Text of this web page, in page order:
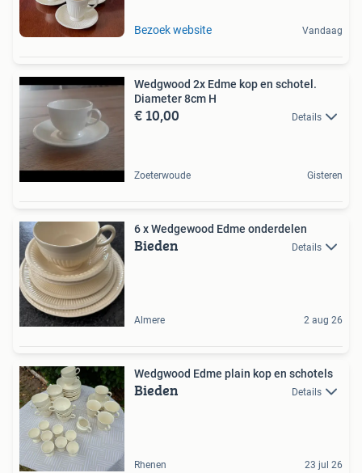
Bezoek website Vandaag
Wedgwood 2x Edme kop en schotel.
Diameter 8cm H
€ 10,00 Details
Zoeterwoude Gisteren
6 x Wedgewood Edme onderdelen
Bieden Details
Almere 2 aug 26
Wedgwood Edme plain kop en schotels
Bieden Details
Rhenen 23 jul 26